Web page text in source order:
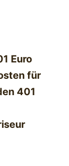
Euro
für
401